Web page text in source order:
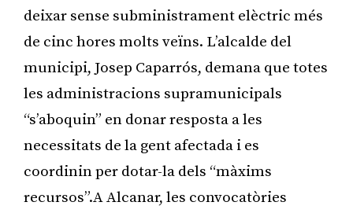
deixar sense subministrament elèctric més
de cinc hores molts veïns. L’alcalde del
municipi, Josep Caparrós, demana que totes
les administracions supramunicipals
“s’aboquin” en donar resposta a les
necessitats de la gent afectada i es
coordinin per dotar-la dels “màxims
recursos”.A Alcanar, les convocatòries